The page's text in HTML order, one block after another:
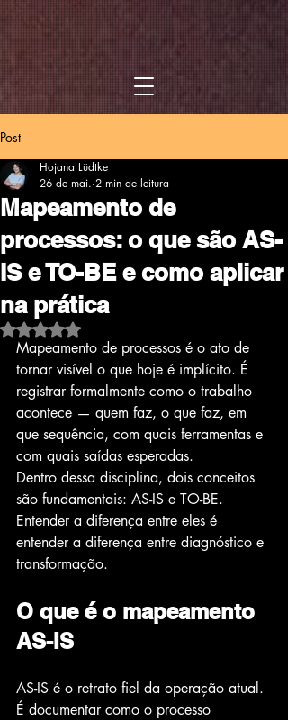
Post
Mapeamento de
processos: o que são AS-
IS e TO-BE e como aplicar
na prática
Hojana Lüdtke
26 de mai. 2 min de leitura
Avaliado com NaN de 5 estrelas.
Mapeamento de processos é o ato de
tornar visível o que hoje é implícito. É
registrar formalmente como o trabalho
acontece — quem faz, o que faz, em
que sequência, com quais ferramentas e
com quais saídas esperadas.
Dentro dessa disciplina, dois conceitos
são fundamentais: AS-IS e TO-BE.
Entender a diferença entre eles é
entender a diferença entre diagnóstico e
transformação.
O que é o mapeamento
AS-IS
AS-IS é o retrato fiel da operação atual.
É documentar como o processo